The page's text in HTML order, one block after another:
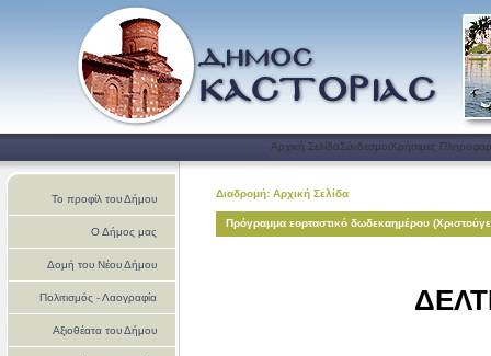
Αρχική ΣελίδαΣύνδεσμοιΧρήσιμες
Το προφίλ του Δήμου
Ο Δήμος μας
Δομή του Νέου Δήμου
Πολιτισμός - Λαογραφία
Αξιοθέατα του Δήμου
Διαδρομή: Αρχική Σελίδα
Πρόγραμμα εορταστικό δωδεκαημέρου